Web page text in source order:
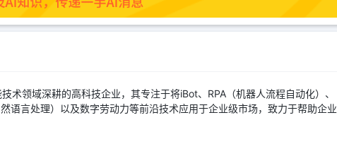
术领域深耕的高科技企业，其专注于将iBot、RPA（机器人流程自动化）、
语言处理）以及数字劳动力等前沿技术应用于企业级市场，致力于帮助企业